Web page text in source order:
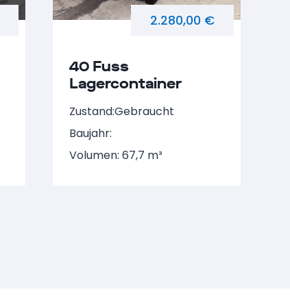
40 Fuss
Lagercontainer
2.280,00 €
Zustand:Gebraucht
Baujahr:
Volumen: 67,7 m³